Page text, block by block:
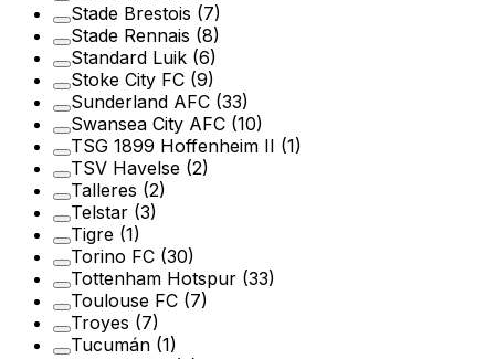
Stade Brestois (7)
Stade Rennais (8)
Standard Luik (6)
Stoke City FC (9)
Sunderland AFC (33)
Swansea City AFC (10)
TSG 1899 Hoffenheim II (1)
TSV Havelse (2)
Talleres (2)
Telstar (3)
Tigre (1)
Torino FC (30)
Tottenham Hotspur (33)
Toulouse FC (7)
Troyes (7)
Tucumán (1)